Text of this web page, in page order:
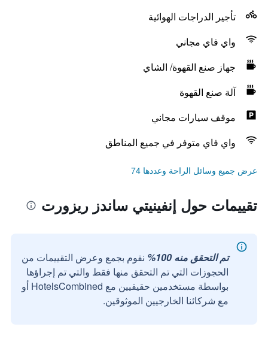
تأجير الدراجات الهوائية
واي فاي مجاني
جهاز صنع القهوة/ الشاي
آلة صنع القهوة
موقف سيارات مجاني
واي فاي متوفر في جميع المناطق
عرض جميع وسائل الراحة وعددها 74
تقييمات حول إنفينيتي ساندز ريزورت
تم التحقق منه 100%
نقوم بجمع وعرض التقييمات من
الحجوزات التي تم التحقق منها فقط والتي تم إجراؤها
بواسطة مستخدمين حقيقيين مع HotelsCombined أو
مع شركائنا الخارجيين الموثوقين.